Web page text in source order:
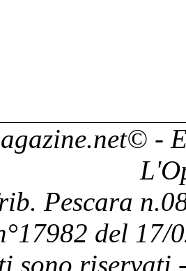
© -
Pescara
del 17/
sono riservati